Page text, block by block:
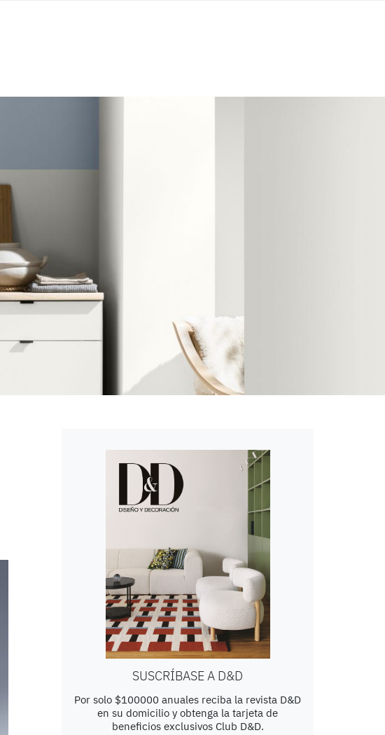
SUSCRÍBASE A D&D
Por solo $100000 anuales reciba la revista D&D
en su domicilio y obtenga la tarjeta de
beneficios exclusivos Club D&D.